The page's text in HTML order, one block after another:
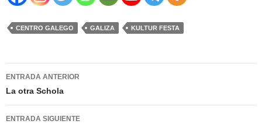
CENTRO GALEGO GALIZA KULTUR FESTA
Navegación
de
entradas
ENTRADA ANTERIOR
La otra Schola
ENTRADA SIGUIENTE